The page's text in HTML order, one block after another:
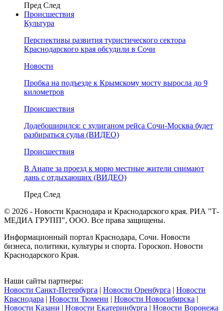
Пред След
Происшествия
Культура
Перспективы развития туристического сектора
Краснодарского края обсудили в Сочи
Новости
Пробка на подъезде к Крымскому мосту выросла до 9
километров
Происшествия
Додебоширился: с хулиганом рейса Сочи-Москва будет
разбираться судья (ВИДЕО)
Происшествия
В Анапе за проезд к морю местные жители снимают
дань с отдыхающих (ВИДЕО)
Пред След
© 2026 - Новости Краснодара и Краснодарского края. РИА "Т-
МЕДИА ГРУПП", ООО. Все права защищены.
Информационный портал Краснодара, Сочи. Новости
бизнеса, политики, культуры и спорта. Гороскоп. Новости
Краснодарского Края.
Наши сайты партнеры:
Новости Санкт-Петербурга | Новости Оренбурга | Новости
Краснодара | Новости Тюмени | Новости Новосибирска |
Новости Казани | Новости Екатеринбурга | Новости Воронежа